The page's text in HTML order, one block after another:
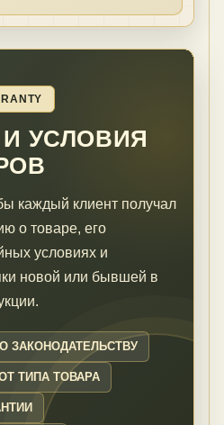
УСЛОВИЯ
каждый клиент получал
о товаре, его
условиях и
новой или бывшей в
ЗАКОНОДАТЕЛЬСТВУ
ТИПА ТОВАРА